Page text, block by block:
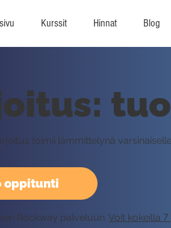
Kurssit Hinnat Blog
oppitunti
toimii lämmittelynä
Rockway palveluun. Voit kokeilla